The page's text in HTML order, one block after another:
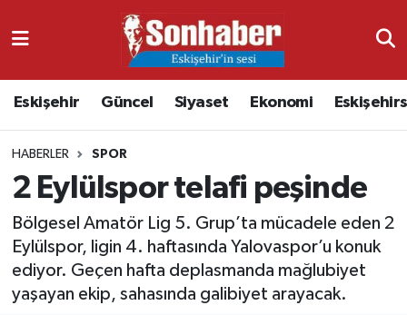
Eskişehir Güncel Siyaset Ekonomi
HABERLER SPOR
2 Eylülspor telafi peşinde
Bölgesel Amatör Lig 5. Grup’ta mücadele eden 2
Eylülspor, ligin 4. haftasında Yalovaspor’u konuk
ediyor. Geçen hafta deplasmanda mağlubiyet
yaşayan ekip, sahasında galibiyet arayacak.
Ekonomi
Güncel
Kültür & Sanat
Magazin
Nöbetçi Eczaneler
Namaz Vakitleri
Trafik Durumu
Süper Lig Puan Durumu ve Fikstür
Tüm Manşetler